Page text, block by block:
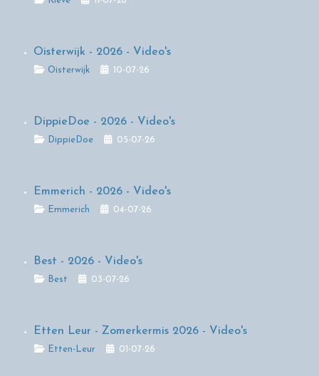
Oisterwijk - 2026 - Video's
DetailsOisterwijk 10-07-26
DippieDoe - 2026 - Video's
DetailsDippieDoe 05-07-26
Emmerich - 2026 - Video's
DetailsEmmerich 04-07-26
Best - 2026 - Video's
Details
Best 03-07-26
Etten Leur - Zomerkermis 2026 - Video's
DetailsEtten-Leur 01-07-26